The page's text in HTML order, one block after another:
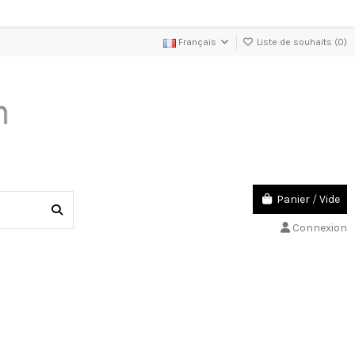
Français Liste de souhaits (0)
Panier /Vide
Connexion